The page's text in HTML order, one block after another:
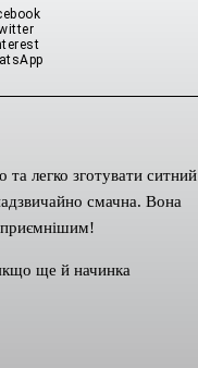
легко зготувати ситний
смачна. Вона
приємнішим!
ще й начинка